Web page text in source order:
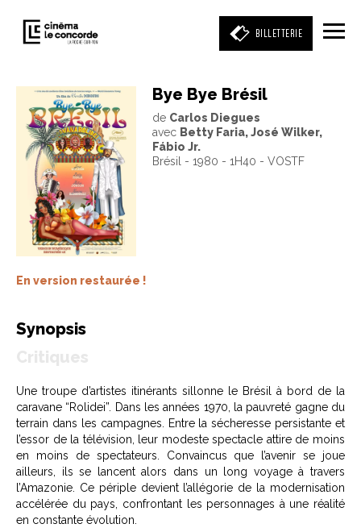
BILLETTERIE
Entrez votre mot clé
(film, réalisateur, acteur, événement)
Bye Bye Brésil
de Carlos Diegues
avec Betty Faria, José Wilker,
Fábio Jr.
Brésil - 1980 - 1H40 - VOSTF
En version restaurée !
Synopsis
Une troupe d’artistes itinérants sillonne le Brésil à bord de la
caravane “Rolidei”. Dans les années 1970, la pauvreté gagne du
terrain dans les campagnes. Entre la sécheresse persistante et
l’essor de la télévision, leur modeste spectacle attire de moins
en moins de spectateurs. Convaincus que l’avenir se joue
ailleurs, ils se lancent alors dans un long voyage à travers
l’Amazonie. Ce périple devient l’allégorie de la modernisation
accélérée du pays, confrontant les personnages à une réalité
en constante évolution.